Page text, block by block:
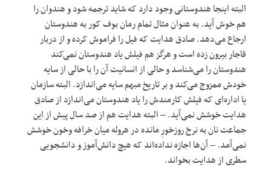
البته اینجا هندوستانی وجود دارد که شاید ترجمه شود و هندوان را
هم خوش آید. به عنوان مثال تمام رمان بوف کور به هندوستان
ارجاع می‌دهد. صادق هدایت که فیل را فراموش کرده و از دربار
قاجار بیرون زده است و هرگز هم فیلش یاد هندوستان نمی‌کند
هندوستان را می‌شناسد و حالی از انسانیت آن را با حالی از سایه
خودش ممزوج می‌کند و بر تاریخ مبهم سایه می‌اندازد. البته سازمان
یا اداره‌ای که فیلش کارمندش را یاد هندوستان می‌اندازد از صادق
هدایت خوشش نمی‌آید. – البته هدایت هم از صد سال پیش از این
جماعت نان به نرخ روزخورِ مانده در هروله میان خرافه وخون خوشش
نمی‌آمد. – آن‌ها اجازه نداده‌اند که هیچ دانش‌آموز و دانشجویی
سطری از هدایت بخواند.